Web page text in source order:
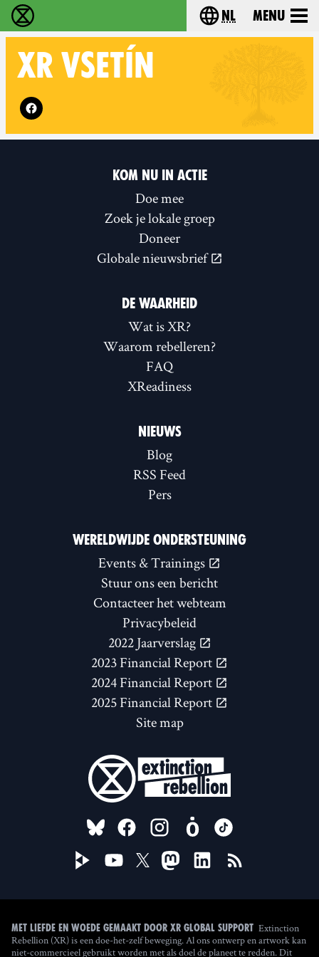
Extinction Rebellion - Home Choose your
nl Menu
XR VSETÍN
Follow XR Vsetín on
KOM NU IN ACTIE
Doe mee
Zoek je lokale groep
Doneer
Globale nieuwsbrief
DE WAARHEID
Wat is XR?
Waarom rebelleren?
FAQ
XReadiness
NIEUWS
Blog
RSS Feed
Pers
WERELDWIJDE ONDERSTEUNING
Events & Trainings
Stuur ons een bericht
Contacteer het webteam
Privacybeleid
2022 Jaarverslag
2023 Financial Report
2024 Financial Report
2025 Financial Report
Site map
FOLLOW US ON
Met liefde en woede gemaakt door XR Global Support Extinction
Rebellion (XR) is een doe-het-zelf beweging. Al ons ontwerp en artwork kan
niet-commercieel gebruikt worden met als doel de planeet te redden. Dit